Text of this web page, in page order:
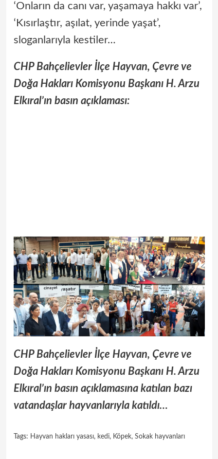
‘Onların da canı var, yaşamaya hakkı var’,
‘Kısırlaştır, aşılat, yerinde yaşat’,
sloganlarıyla kestiler…
CHP Bahçelievler İlçe Hayvan, Çevre ve
Doğa Hakları Komisyonu Başkanı H. Arzu
Elkıral’ın basın açıklaması:
CHP Bahçelievler İlçe Hayvan, Çevre ve
Doğa Hakları Komisyonu Başkanı H. Arzu
Elkıral’ın basın açıklamasına katılan bazı
vatandaşlar hayvanlarıyla katıldı…
Tags: Hayvan hakları yasası, kedi, Köpek, Sokak hayvanları